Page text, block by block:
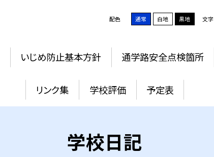
配色 通常 白地 黒地 文字
いじめ防止基本方針 通学路安全点検箇所
リンク集 学校評価 予定表
学校日記